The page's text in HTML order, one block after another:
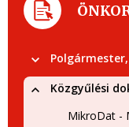
Közgyűlési
MikroDat -